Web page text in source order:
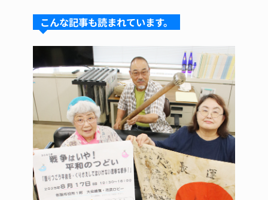
s
k
y
a
d
e
b
o
o
k
re
st
こんな記事も読まれています。